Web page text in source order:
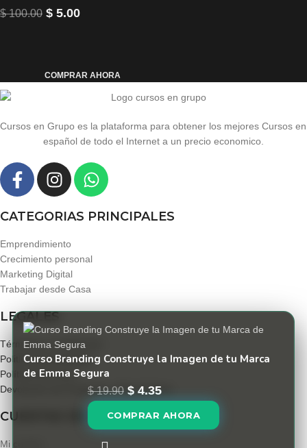
$100.00 $ 5.00
COMPRAR AHORA
Cursos en Grupo es la plataforma para obtener los mejores Cursos en
español de todo el Internet a un precio economico.
CATEGORIAS PRINCIPALES
Emprendimiento
Crecimiento personal
Marketing Digital
Trabajar desde Casa
LEGALES
Términos y condiciones
Politica de privacidad
Políticas de envío
Devolución de Productos y Reembolsos
CUENTAS DE USUARIO
Mi cuenta
Curso Branding Construye la Imagen de tu Marca
de Emma Segura
$19.90 $4.35
COMPRAR AHORA